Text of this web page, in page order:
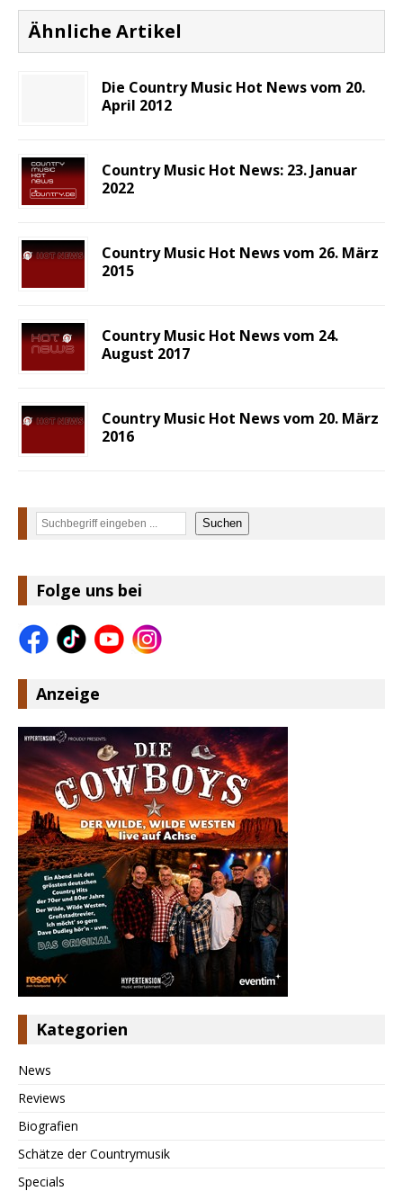
Ähnliche Artikel
Die Country Music Hot News vom 20.
April 2012
Country Music Hot News: 23. Januar
2022
Country Music Hot News vom 26. März
2015
Country Music Hot News vom 24.
August 2017
Country Music Hot News vom 20. März
2016
Suchen Suchen
Folge uns bei
Anzeige
Kategorien
News
Reviews
Biografien
Schätze der Countrymusik
Specials